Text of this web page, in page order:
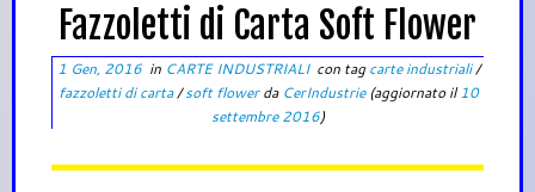
Fazzoletti di Carta Soft Flower
1 Gen, 2016in CARTE INDUSTRIALI con tagcarte industriali/
fazzoletti di carta/soft flowerda CerIndustrie(aggiornato il10
settembre 2016)